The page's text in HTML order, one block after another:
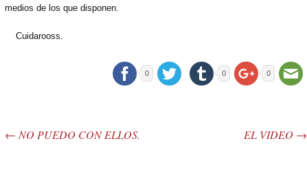
medios de los que disponen.
Cuidarooss.
0 0 0
← NO PUEDO CON ELLOS. EL VIDEO →